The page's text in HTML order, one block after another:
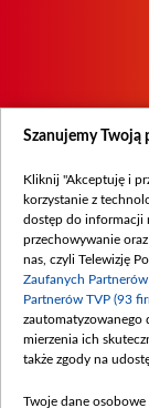
Szanujemy Twoją
Kliknij "Akceptuję i
korzystanie z
dostęp do informacji
przechowywanie
nas, czyli Telewizję
Zaufanych
Partnerów TVP (93
zautomatyzowanego
mierzenia ich
także zgody na
Twoje dane osobowe